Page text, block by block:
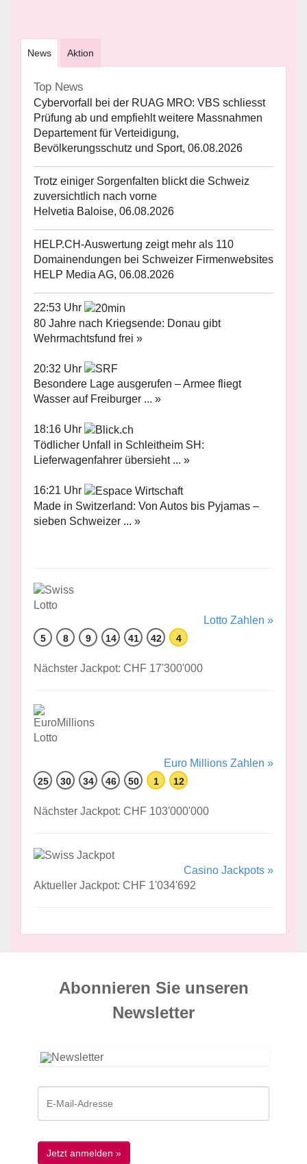
News Aktion
Top News
Cybervorfall bei der RUAG MRO: VBS schliesst
Prüfung ab und empfiehlt weitere Massnahmen
Departement für Verteidigung,
Bevölkerungsschutz und Sport, 06.08.2026
Trotz einiger Sorgenfalten blickt die Schweiz
zuversichtlich nach vorne
Helvetia Baloise, 06.08.2026
HELP.CH-Auswertung zeigt mehr als 110
Domainendungen bei Schweizer Firmenwebsites
HELP Media AG, 06.08.2026
22:53 Uhr
80 Jahre nach Kriegsende: Donau gibt
Wehrmachtsfund frei »
20:32 Uhr
Besondere Lage ausgerufen – Armee fliegt
Wasser auf Freiburger ... »
18:16 Uhr
Tödlicher Unfall in Schleitheim SH:
Lieferwagenfahrer übersieht ... »
16:21 Uhr
Made in Switzerland: Von Autos bis Pyjamas –
sieben Schweizer ... »
Lotto Zahlen »
5 8 9 14 41 42 4
Nächster Jackpot: CHF 17'300'000
Euro Millions Zahlen »
25 30 34 46 50 1 12
Nächster Jackpot: CHF 103'000'000
Casino Jackpots »
Aktueller Jackpot: CHF 1'034'692
Abonnieren Sie unseren
News­letter